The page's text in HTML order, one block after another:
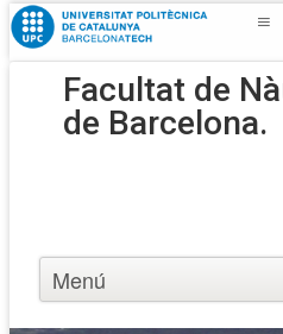
Facultat de
de Barcelona.